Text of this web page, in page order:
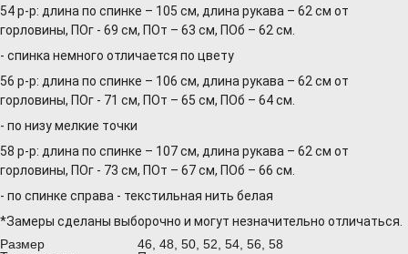
54 р-р: длина по спинке – 105 см, длина рукава – 62 см от
горловины, ПОг - 69 см, ПОт – 63 см, ПОб – 62 см.
- спинка немного отличается по цвету
56 р-р: длина по спинке – 106 см, длина рукава – 62 см от
горловины, ПОг - 71 см, ПОт – 65 см, ПОб – 64 см.
- по низу мелкие точки
58 р-р: длина по спинке – 107 см, длина рукава – 62 см от
горловины, ПОг - 73 см, ПОт – 67 см, ПОб – 66 см.
- по спинке справа - текстильная нить белая
*Замеры сделаны выборочно и могут незначительно отличаться.
Размер
46, 48, 50, 52, 54, 56, 58